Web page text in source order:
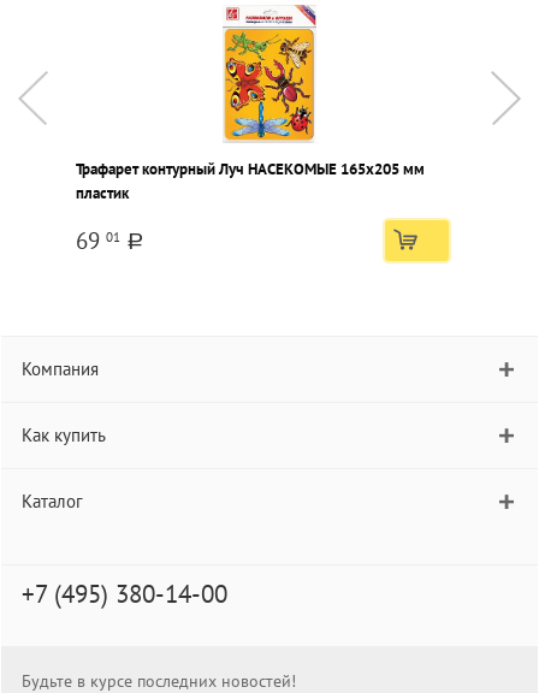
Трафарет контурный Луч НАСЕКОМЫЕ 165х205 мм
пластик
69 01 a
Компания
Как купить
Каталог
+7 (495) 380-14-00
Будьте в курсе последних новостей!